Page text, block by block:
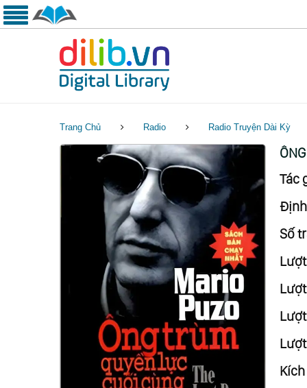
Trang Chủ Radio Radio Truyện Dài Kỳ
Tác
Số